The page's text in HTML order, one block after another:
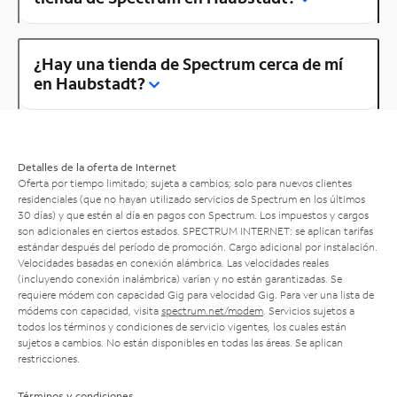
¿Hay una tienda de Spectrum cerca de mí
en Haubstadt?
Detalles de la oferta de Internet
Oferta por tiempo limitado; sujeta a cambios; solo para nuevos clientes
residenciales (que no hayan utilizado servicios de Spectrum en los últimos
30 días) y que estén al día en pagos con Spectrum. Los impuestos y cargos
son adicionales en ciertos estados. SPECTRUM INTERNET: se aplican tarifas
estándar después del período de promoción. Cargo adicional por instalación.
Velocidades basadas en conexión alámbrica. Las velocidades reales
(incluyendo conexión inalámbrica) varían y no están garantizadas. Se
requiere módem con capacidad Gig para velocidad Gig. Para ver una lista de
módems con capacidad, visita spectrum.net/modem . Servicios sujetos a
todos los términos y condiciones de servicio vigentes, los cuales están
sujetos a cambios. No están disponibles en todas las áreas. Se aplican
restricciones.